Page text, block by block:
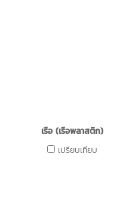
เรือ (เรือพลาสติก)
เปรียบเทียบ